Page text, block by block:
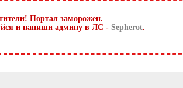
Портал заморожен.
и напиши админу в ЛС - Sepherot.